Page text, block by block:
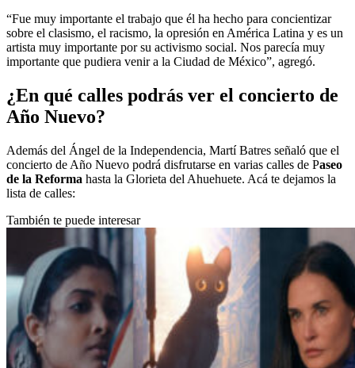
“Fue muy importante el trabajo que él ha hecho para concientizar
sobre el clasismo, el racismo, la opresión en América Latina y es un
artista muy importante por su activismo social. Nos parecía muy
importante que pudiera venir a la Ciudad de México”, agregó.
¿En qué calles podrás ver el concierto de
Año Nuevo?
Además del Ángel de la Independencia, Martí Batres señaló que el
concierto de Año Nuevo podrá disfrutarse en varias calles de Paseo
de la Reforma hasta la Glorieta del Ahuehuete. Acá te dejamos la
lista de calles:
También te puede interesar